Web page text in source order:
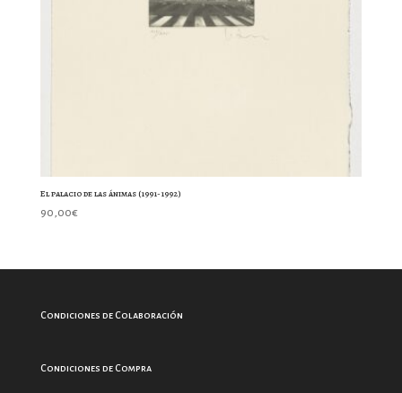
El palacio de las ánimas (1991-1992)
90,00€
Condiciones de Colaboración
Condiciones de Compra